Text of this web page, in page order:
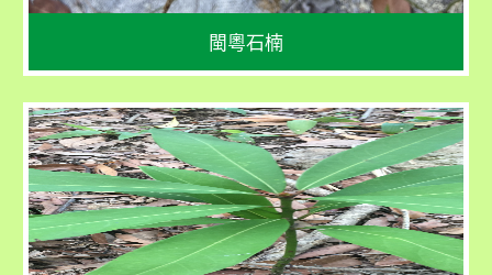
閩粵石楠
學名
Machilus pauhoi
花期：2 月